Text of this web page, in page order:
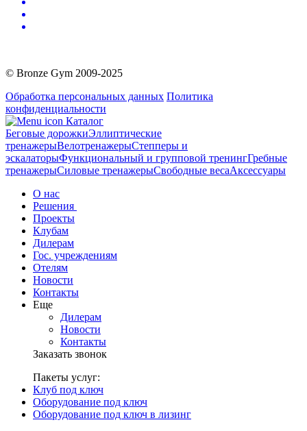
© Bronze Gym 2009-2025
Обработка персональных данных Политика
конфиденциальности
Каталог
Беговые дорожкиЭллиптические
тренажерыВелотренажерыСтепперы и
эскалаторыФункциональный и групповой тренингГребные
тренажерыСиловые тренажерыСвободные весаАксессуары
О нас
Решения
Проекты
Клубам
Дилерам
Гос. учреждениям
Отелям
Новости
Контакты
Еще
Дилерам
Новости
Контакты
Заказать звонок
Пакеты услуг:
Клуб под ключ
Оборудование под ключ
Оборудование под ключ в лизинг